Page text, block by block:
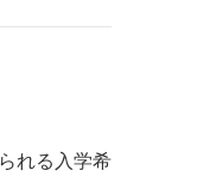
れる入学希